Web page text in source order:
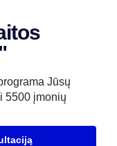
Jūsų
5500 įmonių